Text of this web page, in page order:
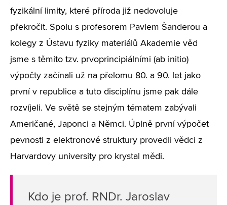
fyzikální limity, které příroda již nedovoluje
překročit. Spolu s profesorem Pavlem Šanderou a
kolegy z Ústavu fyziky materiálů Akademie věd
jsme s těmito tzv. prvoprincipiálními (ab initio)
výpočty začínali už na přelomu 80. a 90. let jako
první v republice a tuto disciplínu jsme pak dále
rozvíjeli. Ve světě se stejným tématem zabývali
Američané, Japonci a Němci. Úplně první výpočet
pevnosti z elektronové struktury provedli vědci z
Harvardovy university pro krystal mědi.
Kdo je prof. RNDr. Jaroslav